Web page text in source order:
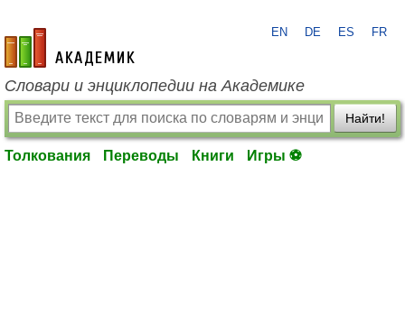
academic.ru
EN DE ES FR
Словари и энциклопедии на Академике
Найти!
Толкования Переводы Книги Игры ⚽